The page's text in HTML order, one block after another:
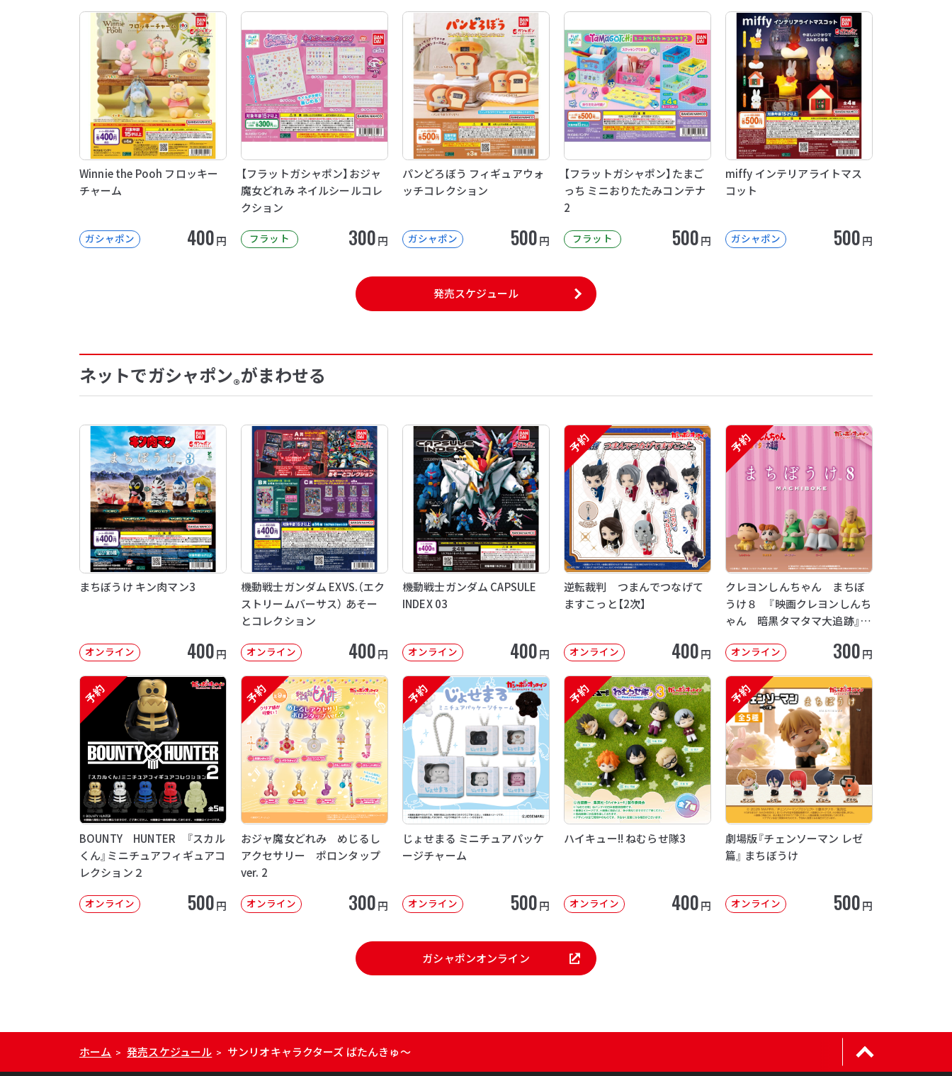
Winnie the Pooh フロッキー
チャーム
ガシャポン 400円
【フラットガシャポン】おジャ
魔女どれみ ネイルシールコレ
クション
フラット 300円
パンどろぼう フィギュアウォ
ッチコレクション
ガシャポン 500円
【フラットガシャポン】たまご
っち ミニおりたたみコンテナ
2
フラット 500円
miffy インテリアライトマス
コット
ガシャポン 500円
発売スケジュール
ネットでガシャポン®がまわせる
まちぼうけ キン肉マン3
オンライン 400円
機動戦士ガンダム EXVS.（エク
ストリームバーサス） あそー
とコレクション
オンライン 400円
機動戦士ガンダム CAPSULE
INDEX 03
オンライン 400円
予約
逆転裁判 つまんでつなげて
ますこっと【2次】
オンライン 400円
予約
クレヨンしんちゃん まちぼ
うけ８ 『映画クレヨンしんち
ゃん 暗黒タマタマ大追跡』
オンライン 300円
予約
BOUNTY HUNTER 『スカル
くん』ミニチュアフィギュアコ
レクション２
オンライン 500円
予約
おジャ魔女どれみ めじるし
アクセサリー ポロンタップ
ver. 2
オンライン 300円
予約
じょせまる ミニチュアパッケ
ージチャーム
オンライン 500円
予約
ハイキュー!! ねむらせ隊3
オンライン 400円
予約
劇場版『チェンソーマン レゼ
篇』 まちぼうけ
オンライン 500円
ガシャポンオンライン
ホーム > 発売スケジュール > サンリオキャラクターズ ばたんきゅ～